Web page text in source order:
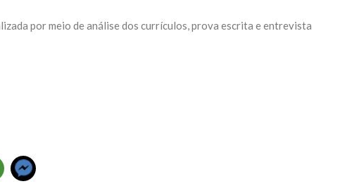
por meio de análise dos currículos, prova escrita e entrevista